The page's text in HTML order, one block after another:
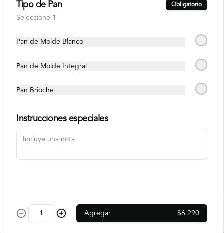
Mix de berries
Vitamina Naranja 100%
Tipo de Pan Obligatorio
Seleccione 1
Pan de Molde Blanco
Pan de Molde Integral
Pan Brioche
Instrucciones especiales
Agregar $6.290